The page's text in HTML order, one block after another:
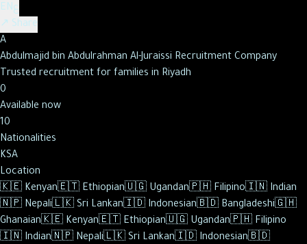
ENع
↗ Share
A
Abdulmajid bin Abdulrahman Al-Juraissi Recruitment Company
Trusted recruitment for families in Riyadh
0
Available now
10
Nationalities
KSA
Location
🇰🇪 Kenyan🇪🇹 Ethiopian🇺🇬 Ugandan🇵🇭 Filipino🇮🇳 Indian
🇳🇵 Nepali🇱🇰 Sri Lankan🇮🇩 Indonesian🇧🇩 Bangladeshi🇬🇭
Ghanaian🇰🇪 Kenyan🇪🇹 Ethiopian🇺🇬 Ugandan🇵🇭 Filipino
🇮🇳 Indian🇳🇵 Nepali🇱🇰 Sri Lankan🇮🇩 Indonesian🇧🇩